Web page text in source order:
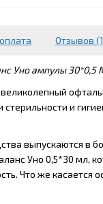
Отзывов
Уно ампулы 30*0,5
великолепный
и
выпускаются в
Уно 0,5*30 мл,
Что же касается